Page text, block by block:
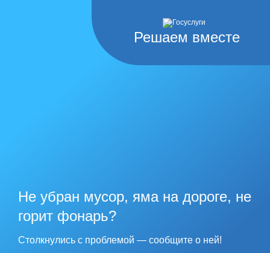
Решаем вместе
Не убран мусор, яма на дороге, не
горит фонарь?
Столкнулись с проблемой — сообщите о ней!